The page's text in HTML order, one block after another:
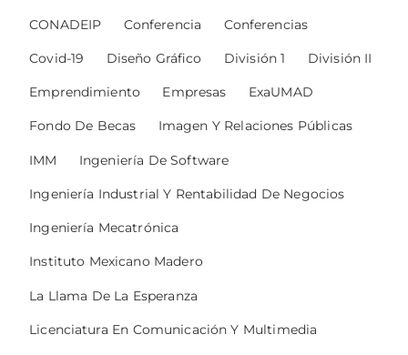
CONADEIP Conferencia Conferencias
Covid-19 Diseño Gráfico División 1 División II
Emprendimiento Empresas ExaUMAD
Fondo De Becas Imagen Y Relaciones Públicas
IMM Ingeniería De Software
Ingeniería Industrial Y Rentabilidad De Negocios
Ingeniería Mecatrónica
Instituto Mexicano Madero
La Llama De La Esperanza
Licenciatura En Comunicación Y Multimedia